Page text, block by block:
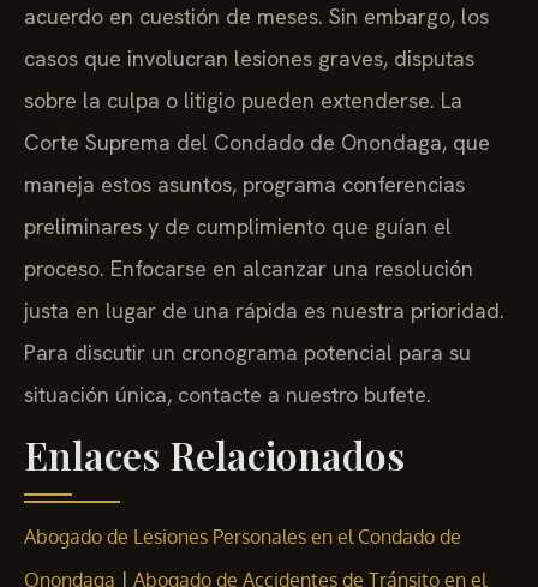
acuerdo en cuestión de meses. Sin embargo, los
casos que involucran lesiones graves, disputas
sobre la culpa o litigio pueden extenderse. La
Corte Suprema del Condado de Onondaga, que
maneja estos asuntos, programa conferencias
preliminares y de cumplimiento que guían el
proceso. Enfocarse en alcanzar una resolución
justa en lugar de una rápida es nuestra prioridad.
Para discutir un cronograma potencial para su
situación única, contacte a nuestro bufete.
Enlaces Relacionados
Abogado de Lesiones Personales en el Condado de
Onondaga | Abogado de Accidentes de Tránsito en el